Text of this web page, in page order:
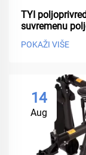
TYI
suvremenu
POKAŽI VIŠE
14
Aug